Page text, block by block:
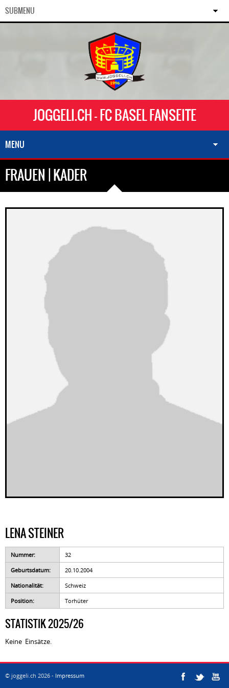
SUBMENU
JOGGELI.CH - FC BASEL FANSEITE
MENU
FRAUEN | KADER
LENA STEINER
Nummer:
32
Geburtsdatum:
20.10.2004
Nationalität:
Schweiz
Position:
Torhüter
STATISTIK 2025/26
Keine Einsätze.
© joggeli.ch 2026 - Impressum